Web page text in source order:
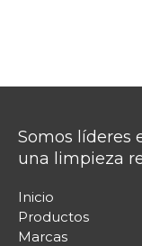
Somos líderes
una limpieza
Inicio
Productos
Marcas